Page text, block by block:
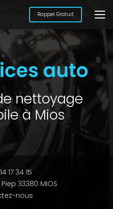
Rappel Gratuit
nettoyage
à Mios
17 34 15
33380 MIOS
nous